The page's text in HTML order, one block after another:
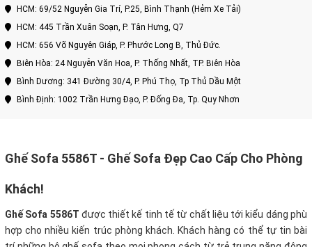
HCM: 69/52 Nguyễn Gia Trí, P.25, Bình Thạnh (Hẻm Xe Tải)
HCM: 445 Trần Xuân Soạn, P. Tân Hưng, Q7
HCM: 656 Võ Nguyên Giáp, P. Phước Long B, Thủ Đức.
Biên Hòa: 24 Nguyễn Văn Hoa, P. Thống Nhất, TP. Biên Hòa
Bình Dương: 341 Đường 30/4, P. Phú Thọ, Tp Thủ Dầu Một
Bình Định: 1002 Trần Hưng Đạo, P. Đống Đa, Tp. Quy Nhơn
Ghế Sofa 5586T - Ghế Sofa Đẹp Cao Cấp Cho Phòng
Khách!
Ghế Sofa 5586T được thiết kế tinh tế từ chất liệu tới kiểu dáng phù
hợp cho nhiều kiến trúc phòng khách. Khách hàng có thể tự tin bài